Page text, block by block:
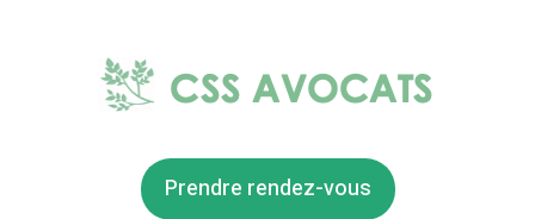
Prendre rendez-vous